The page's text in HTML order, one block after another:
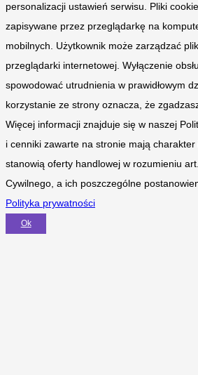
personalizacji ustawień serwisu. Pliki
zapisywane przez przeglądarkę na
mobilnych. Użytkownik może zarządzać
przeglądarki internetowej. Wyłączenie
spowodować utrudnienia w prawidłowym
korzystanie ze strony oznacza, że
Więcej informacji znajduje się w naszej
i cenniki zawarte na stronie mają
stanowią oferty handlowej w rozumieniu
Cywilnego, a ich poszczególne
Polityka prywatności
Ok